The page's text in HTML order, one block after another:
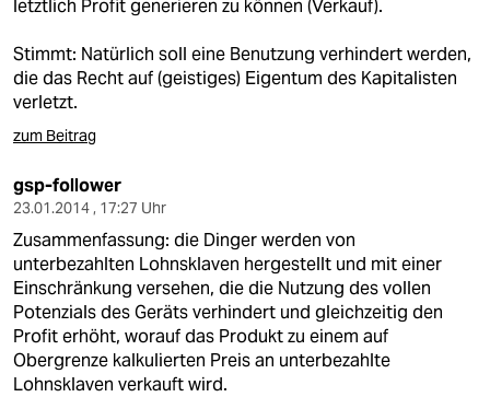
letztlich Profit generieren zu können (Verkauf).
Stimmt: Natürlich soll eine Benutzung verhindert werden,
die das Recht auf (geistiges) Eigentum des Kapitalisten
verletzt.
zum Beitrag
gsp-follower
23.01.2014 , 17:27 Uhr
Zusammenfassung: die Dinger werden von
unterbezahlten Lohnsklaven hergestellt und mit einer
Einschränkung versehen, die die Nutzung des vollen
Potenzials des Geräts verhindert und gleichzeitig den
Profit erhöht, worauf das Produkt zu einem auf
Obergrenze kalkulierten Preis an unterbezahlte
Lohnsklaven verkauft wird.